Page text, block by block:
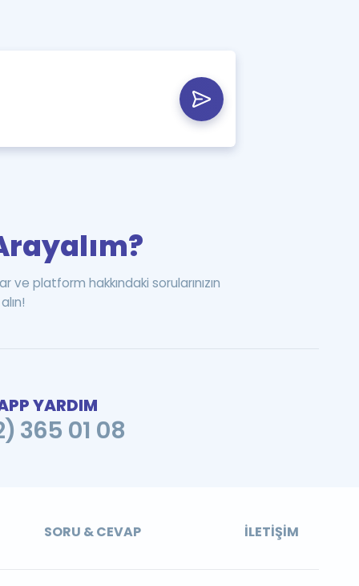
ve platform hakkındaki sorularınızın
YARDIM
365 01 08
SORU & CEVAP İLETIŞIM